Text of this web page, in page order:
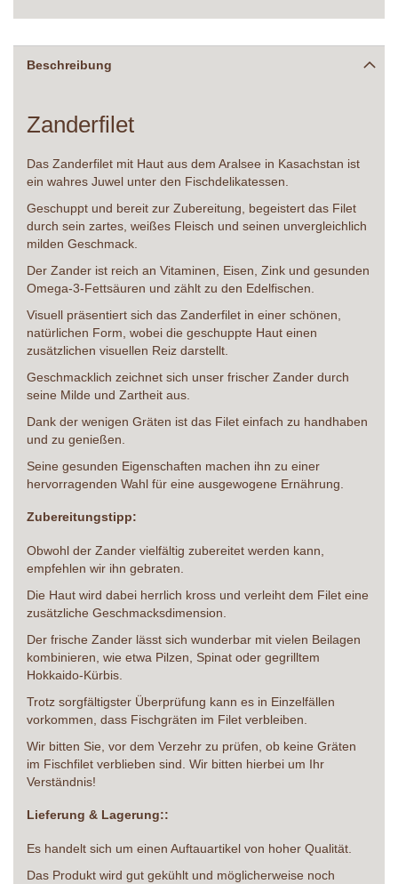
Beschreibung
Zanderfilet
Das Zanderfilet mit Haut aus dem Aralsee in Kasachstan ist
ein wahres Juwel unter den Fischdelikatessen.
Geschuppt und bereit zur Zubereitung, begeistert das Filet
durch sein zartes, weißes Fleisch und seinen unvergleichlich
milden Geschmack.
Der Zander ist reich an Vitaminen, Eisen, Zink und gesunden
Omega-3-Fettsäuren und zählt zu den Edelfischen.
Visuell präsentiert sich das Zanderfilet in einer schönen,
natürlichen Form, wobei die geschuppte Haut einen
zusätzlichen visuellen Reiz darstellt.
Geschmacklich zeichnet sich unser frischer Zander durch
seine Milde und Zartheit aus.
Dank der wenigen Gräten ist das Filet einfach zu handhaben
und zu genießen.
Seine gesunden Eigenschaften machen ihn zu einer
hervorragenden Wahl für eine ausgewogene Ernährung.
Zubereitungstipp:
Obwohl der Zander vielfältig zubereitet werden kann,
empfehlen wir ihn gebraten.
Die Haut wird dabei herrlich kross und verleiht dem Filet eine
zusätzliche Geschmacksdimension.
Der frische Zander lässt sich wunderbar mit vielen Beilagen
kombinieren, wie etwa Pilzen, Spinat oder gegrilltem
Hokkaido-Kürbis.
Trotz sorgfältigster Überprüfung kann es in Einzelfällen
vorkommen, dass Fischgräten im Filet verbleiben.
Wir bitten Sie, vor dem Verzehr zu prüfen, ob keine Gräten
im Fischfilet verblieben sind. Wir bitten hierbei um Ihr
Verständnis!
Lieferung & Lagerung::
Es handelt sich um einen Auftauartikel von hoher Qualität.
Das Produkt wird gut gekühlt und möglicherweise noch